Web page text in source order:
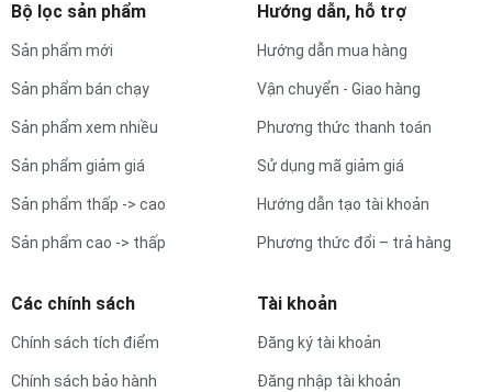
Bộ lọc sản phẩm
Sản phẩm mới
Sản phẩm bán chạy
Sản phẩm xem nhiều
Sản phẩm giảm giá
Sản phẩm thấp -> cao
Sản phẩm cao -> thấp
Hướng dẫn, hỗ trợ
Hướng dẫn mua hàng
Vận chuyển - Giao hàng
Phương thức thanh toán
Sử dụng mã giảm giá
Hướng dẫn tạo tài khoản
Phương thức đổi – trả hàng
Các chính sách
Chính sách tích điểm
Chính sách bảo hành
Tài khoản
Đăng ký tài khoản
Đăng nhập tài khoản